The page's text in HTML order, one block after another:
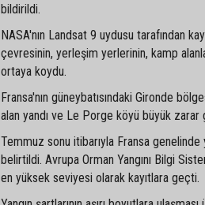
bildirildi.
NASA'nın Landsat 9 uydusu tarafından
çevresinin, yerleşim yerlerinin, kamp
ortaya koydu.
Fransa'nın güneybatısındaki Gironde
alan yandı ve Le Porge köyü büyük zarar
Temmuz sonu itibarıyla Fransa genelinde
belirtildi. Avrupa Orman Yangını Bilgi
en yüksek seviyesi olarak kayıtlara geçti.